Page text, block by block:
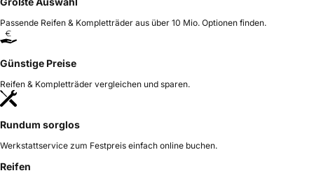
Passende Reifen & Kompletträder aus über 10 Mio. Optionen finden.
Günstige Preise
Reifen & Kompletträder vergleichen und sparen.
Rundum sorglos
Werkstattservice zum Festpreis einfach online buchen.
Reifen